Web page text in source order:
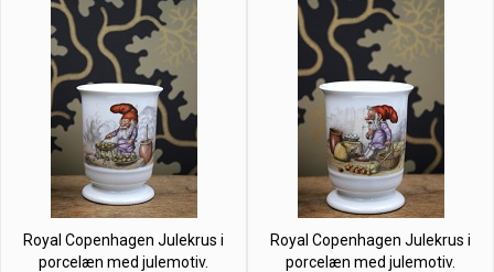
Royal Copenhagen Julekrus i
porcelæn med julemotiv.
Royal Copenhagen Julekrus i
porcelæn med julemotiv.